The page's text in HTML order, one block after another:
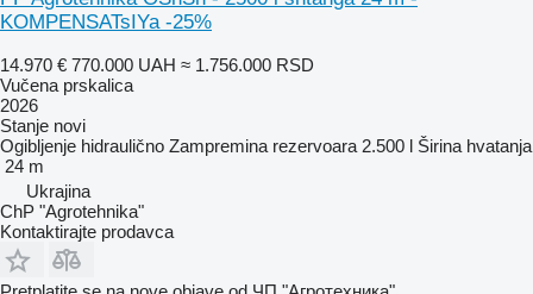
KOMPENSATsIYa -25%
14.970 € 770.000 UAH ≈ 1.756.000 RSD
Vučena prskalica
2026
Stanje novi
Ogibljenje hidraulično Zampremina rezervoara 2.500 l Širina hvatanja
24 m
Ukrajina
ChP "Agrotehnika"
Kontaktirajte prodavca